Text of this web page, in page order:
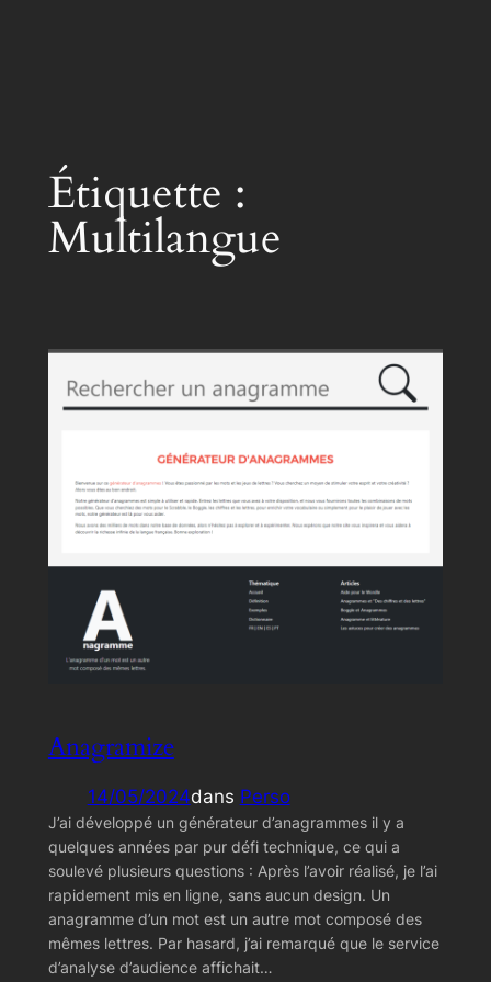
Étiquette :
Multilangue
Anagramize
14/05/2024dans Perso
J’ai développé un générateur d’anagrammes il y a
quelques années par pur défi technique, ce qui a
soulevé plusieurs questions : Après l’avoir réalisé, je l’ai
rapidement mis en ligne, sans aucun design. Un
anagramme d’un mot est un autre mot composé des
mêmes lettres. Par hasard, j’ai remarqué que le service
d’analyse d’audience affichait…